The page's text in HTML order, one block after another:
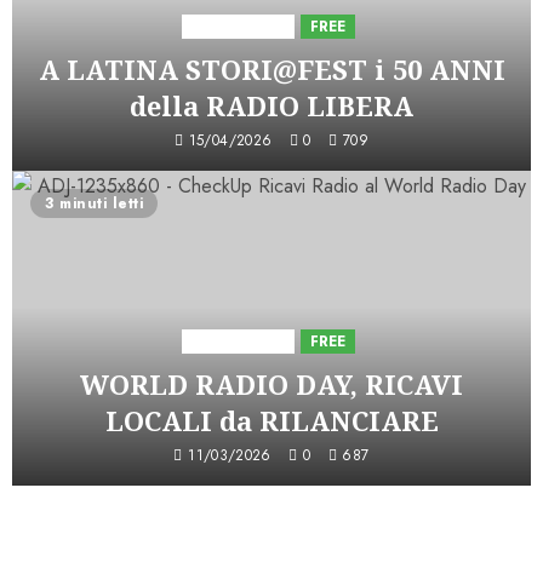
FREE
A LATINA STORI@FEST i 50 ANNI
della RADIO LIBERA
15/04/2026 0 709
3 minuti letti
FREE
WORLD RADIO DAY, RICAVI
LOCALI da RILANCIARE
11/03/2026 0 687